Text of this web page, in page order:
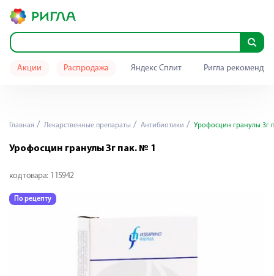
Акции Распродажа Яндекс Сплит Ригла
Главная Лекарственные препараты Антибиотики Урофосцин гранулы 3г
Урофосцин гранулы 3г пак. № 1
код товара: 115942
По рецепту